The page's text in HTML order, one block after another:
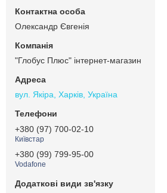
Олександр Євгенія
"Глобус Плюс" інтернет-магазин
вул. Якіра, Харків, Україна
+380 (97) 700-02-10
Київстар
+380 (99) 799-95-00
Vodafone